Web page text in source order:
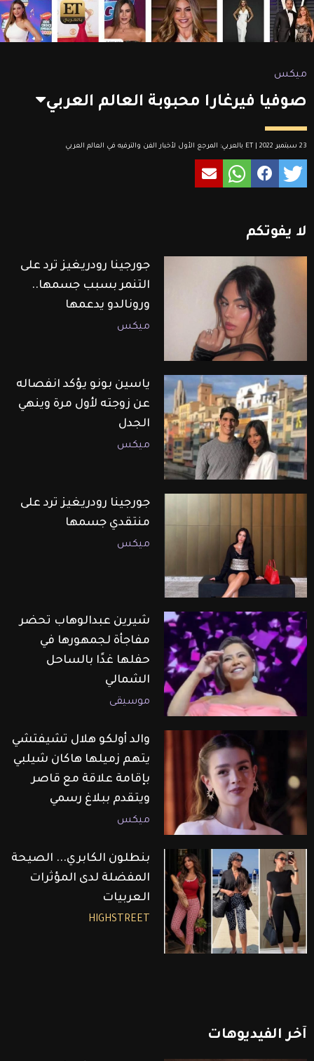
ميكس
صوفيا فيرغارا محبوبة العالم العربي
23 سبتمبر 2022 | ET بالعربي: المرجع الأول لأخبار الفن والترفيه في العالم العربي
لا يفوتكم
جورجينا رودريغيز ترد على
التنمر بسبب جسمها..
ورونالدو يدعمها
ميكس
ياسين بونو يؤكد انفصاله
عن زوجته لأول مرة وينهي
الجدل
ميكس
جورجينا رودريغيز ترد على
منتقدي جسمها
ميكس
شيرين عبدالوهاب تحضر
مفاجأة لجمهورها في
حفلها غدًا بالساحل
الشمالي
موسيقى
والد أولكو هلال تشيفتشي
يتهم زميلها هاكان شيلبي
بإقامة علاقة مع قاصر
ويتقدم ببلاغ رسمي
ميكس
بنطلون الكابري... الصيحة
المفضلة لدى المؤثرات
العربيات
HIGHSTREET
آخر الفيديوهات